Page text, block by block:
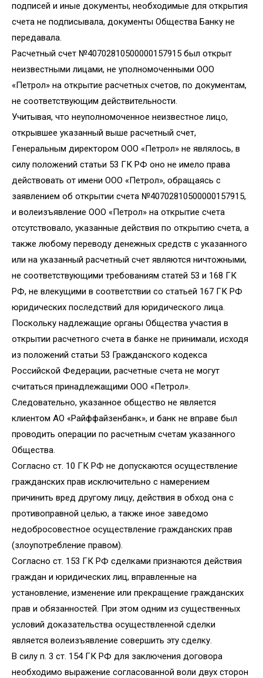
подписей и иные документы, необходимые для открытия
счета не подписывала, документы Общества Банку не
передавала.
Расчетный счет №40702810500000157915 был открыт
неизвестными лицами, не уполномоченными ООО
«Петрол» на открытие расчетных счетов, по документам,
не соответствующим действительности.
Учитывая, что неуполномоченное неизвестное лицо,
открывшее указанный выше расчетный счет,
Генеральным директором ООО «Петрол» не являлось, в
силу положений статьи 53 ГК РФ оно не имело права
действовать от имени ООО «Петрол», обращаясь с
заявлением об открытии счета №40702810500000157915,
и волеизъявление ООО «Петрол» на открытие счета
отсутствовало, указанные действия по открытию счета, а
также любому переводу денежных средств с указанного
или на указанный расчетный счет являются ничтожными,
не соответствующими требованиям статей 53 и 168 ГК
РФ, не влекущими в соответствии со статьей 167 ГК РФ
юридических последствий для юридического лица.
Поскольку надлежащие органы Общества участия в
открытии расчетного счета в банке не принимали, исходя
из положений статьи 53 Гражданского кодекса
Российской Федерации, расчетные счета не могут
считаться принадлежащими ООО «Петрол».
Следовательно, указанное общество не является
клиентом АО «Райффайзенбанк», и банк не вправе был
проводить операции по расчетным счетам указанного
Общества.
Согласно ст. 10 ГК РФ не допускаются осуществление
гражданских прав исключительно с намерением
причинить вред другому лицу, действия в обход она с
противоправной целью, а также иное заведомо
недобросовестное осуществление гражданских прав
(злоупотребление правом).
Согласно ст. 153 ГК РФ сделками признаются действия
граждан и юридических лиц, вправленные на
установление, изменение или прекращение гражданских
прав и обязанностей. При этом одним из существенных
условий доказательства осуществленной сделки
является волеизъявление совершить эту сделку.
В силу п. 3 ст. 154 ГК РФ для заключения договора
необходимо выражение согласованной воли двух сторон